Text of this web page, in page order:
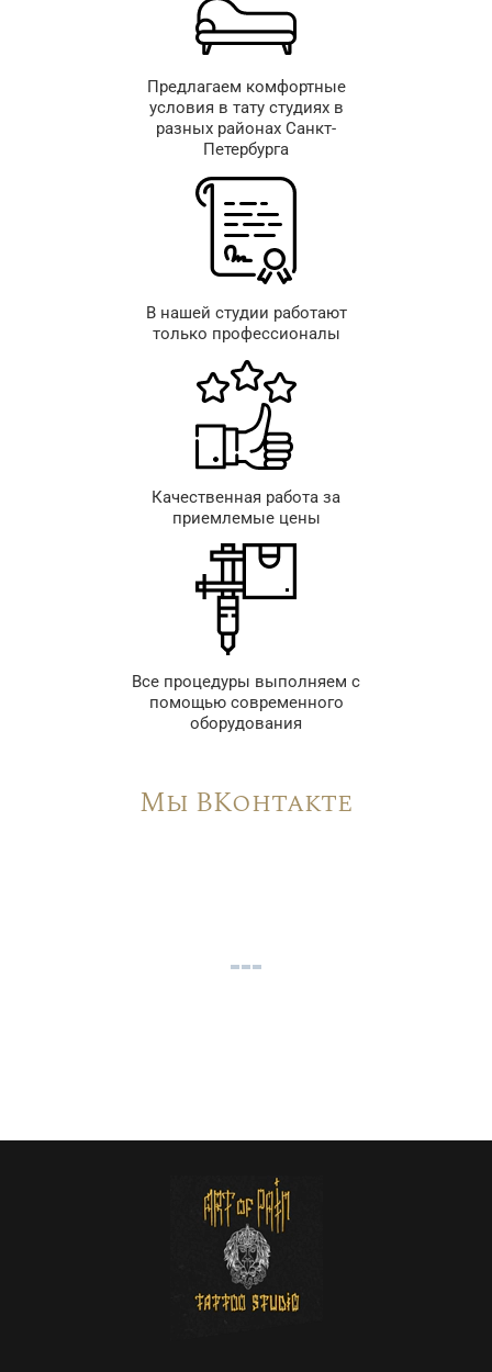
Предлагаем комфортные
условия в тату студиях в
разных районах Санкт-
Петербурга
В нашей студии работают
только профессионалы
Качественная работа за
приемлемые цены
Все процедуры выполняем с
помощью современного
оборудования
Мы ВКонтакте